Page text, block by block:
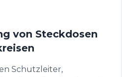
von Steckdosen
Schutzleiter,